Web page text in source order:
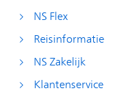
NS Flex
Reisinformatie
NS Zakelijk
Klantenservice